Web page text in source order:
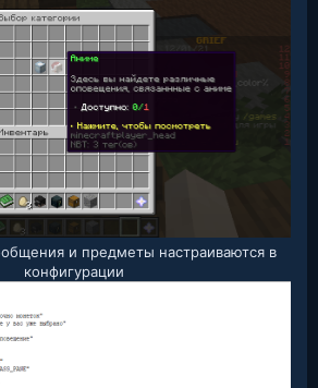
и предметы настраиваются в
конфигурации